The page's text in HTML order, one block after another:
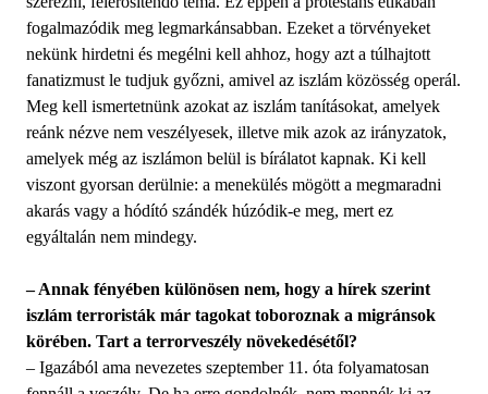
fogalmazódik meg legmarkánsabban. Ezeket a törvényeket
nekünk hirdetni és megélni kell ahhoz, hogy azt a túlhajtott
fanatizmust le tudjuk győzni, amivel az iszlám közösség operál.
Meg kell ismertetnünk azokat az iszlám tanításokat, amelyek
reánk nézve nem veszélyesek, illetve mik azok az irányzatok,
amelyek még az iszlámon belül is bírálatot kapnak. Ki kell
viszont gyorsan derülnie: a menekülés mögött a megmaradni
akarás vagy a hódító szándék húzódik-e meg, mert ez
egyáltalán nem mindegy.
– Annak fényében különösen nem, hogy a hírek szerint
iszlám terroristák már tagokat toboroznak a migránsok
körében. Tart a terrorveszély növekedésétől?
– Igazából ama nevezetes szeptember 11. óta folyamatosan